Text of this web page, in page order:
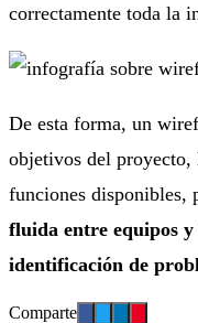
correctamente toda la
De esta forma, un
objetivos del proyecto,
funciones disponibles,
fluida entre equipos
identificación de
Comparte